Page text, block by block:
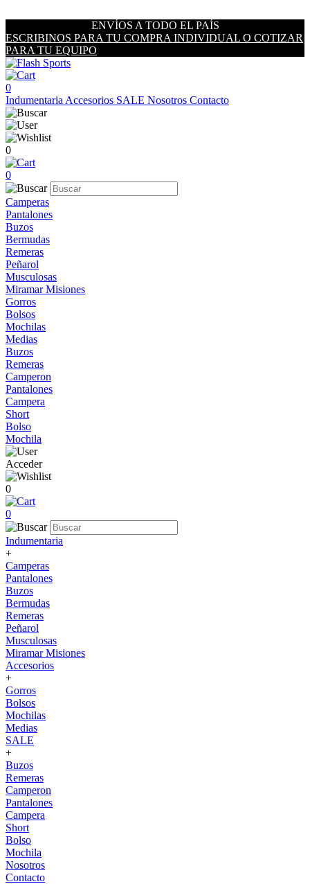
ENVÍOS A TODO EL PAÍS
ESCRIBINOS PARA TU COMPRA INDIVIDUAL O COTIZAR
PARA TU EQUIPO
0
Indumentaria Accesorios SALE Nosotros Contacto
0
0
Camperas
Pantalones
Buzos
Bermudas
Remeras
Peñarol
Musculosas
Miramar Misiones
Gorros
Bolsos
Mochilas
Medias
Buzos
Remeras
Camperon
Pantalones
Campera
Short
Bolso
Mochila
Acceder
0
0
Indumentaria
+
Camperas
Pantalones
Buzos
Bermudas
Remeras
Peñarol
Musculosas
Miramar Misiones
Accesorios
+
Gorros
Bolsos
Mochilas
Medias
SALE
+
Buzos
Remeras
Camperon
Pantalones
Campera
Short
Bolso
Mochila
Nosotros
Contacto